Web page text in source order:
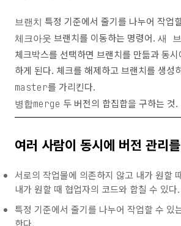
브랜치 특정 기준에서 줄기를 나누어 작업
체크아웃 브랜치를 이동하는 명령어. 새
체크박스를 선택하면 브랜치를 만듦과 동
하게 된다. 체크를 해제하고 브랜치를 생성
master를 가리킨다.
병합merge 두 버전의 합집합을 구하는 것.
여러 사람이 동시에 버전 관리
서로의 작업물에 의존하지 않고 내가 원할
내가 원할 때 협업자의 코드와 합칠 수 있다.
특정 기준에서 줄기를 나누어 작업할 수 있
한다.